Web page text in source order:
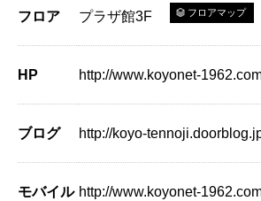
フロア プラザ館3F フロアマップ
HP http://www.koyonet-
ブログ http://koyo-
モバイル http://www.koyonet-